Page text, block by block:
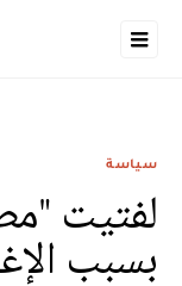
سياسة
لفتيت
بسبب